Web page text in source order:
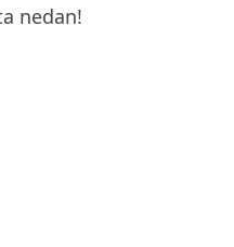
nedan!